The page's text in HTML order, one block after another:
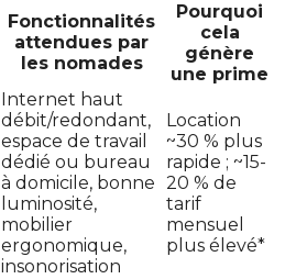
Fonctionnalités
attendues par
les nomades
Pourquoi
cela
génère
une prime
Internet haut
débit/redondant,
espace de travail
dédié ou bureau
à domicile, bonne
luminosité,
mobilier
ergonomique,
insonorisation
Location
~30 % plus
rapide ; ~15-
20 % de
tarif
mensuel
plus élevé*